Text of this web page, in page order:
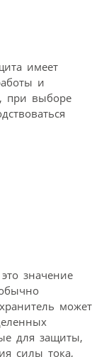
имеет
и
при выборе
значение
может
для защиты,
силы тока,